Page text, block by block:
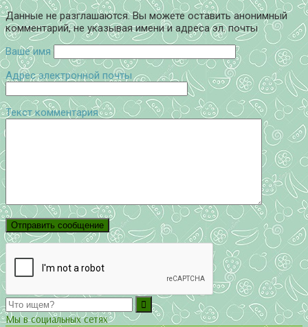
Данные не разглашаются. Вы можете оставить анонимный
комментарий, не указывая имени и адреса эл. почты
Ваше имя
Адрес электронной почты
Текст комментария
Мы в социальных сетях